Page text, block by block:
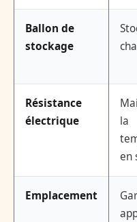
Ballon de
stockage
Résistance
électrique
la
en
Emplacement